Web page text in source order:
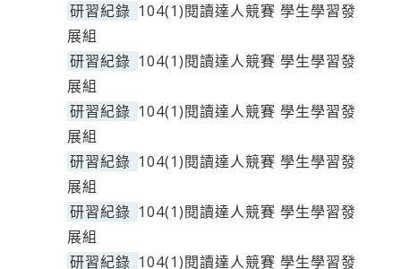
研習紀錄 104(1)閱讀達人競賽 學生學習發
展組
研習紀錄 104(1)閱讀達人競賽 學生學習發
展組
研習紀錄 104(1)閱讀達人競賽 學生學習發
展組
研習紀錄 104(1)閱讀達人競賽 學生學習發
展組
研習紀錄 104(1)閱讀達人競賽 學生學習發
展組
研習紀錄 104(1)閱讀達人競賽 學生學習發